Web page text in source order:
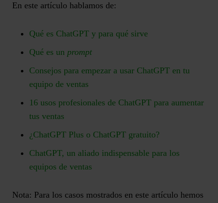
En este artículo hablamos de:
Qué es ChatGPT y para qué sirve
Qué es un prompt
Consejos para empezar a usar ChatGPT en tu
equipo de ventas
16 usos profesionales de ChatGPT para aumentar
tus ventas
¿ChatGPT Plus o ChatGPT gratuito?
ChatGPT, un aliado indispensable para los
equipos de ventas
Nota: Para los casos mostrados en este artículo hemos